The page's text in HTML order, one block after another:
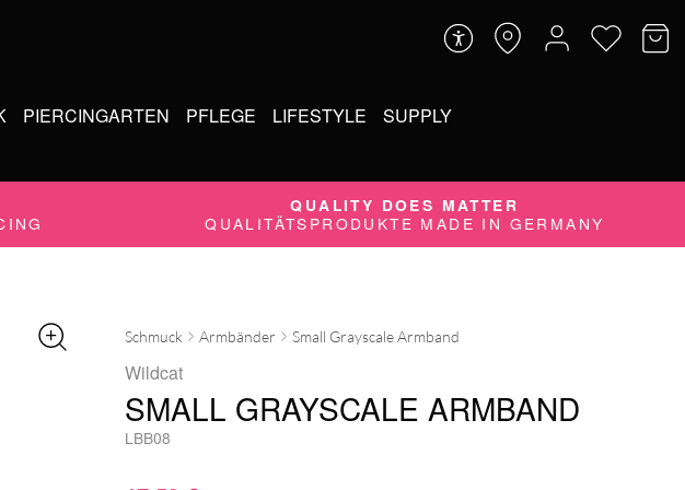
PIERCINGARTEN PFLEGE LIFESTYLE SUPPLY
QUALITY DOES MATTER
QUALITÄTSPRODUKTE MADE IN GERMANY
Schmuck Armbänder Small Grayscale Armband
Wildcat
SMALL GRAYSCALE ARMBAND
LBB08